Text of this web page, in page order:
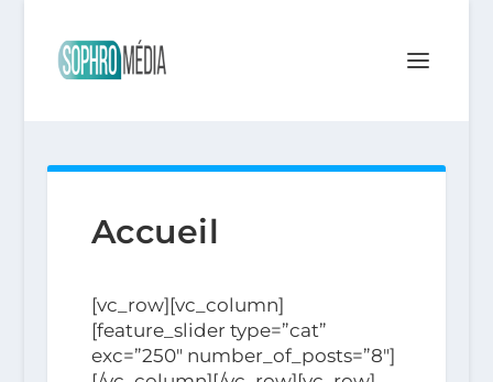
Accueil
[vc_row][vc_column]
[feature_slider type=”cat”
exc=”250″ number_of_posts=”8″]